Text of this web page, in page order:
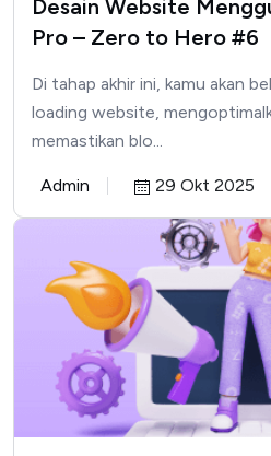
Desain Website
Pro – Zero to Hero #6
Di tahap akhir ini, kamu akan
loading website,
memastikan blo...
Admin 29 Okt 2025